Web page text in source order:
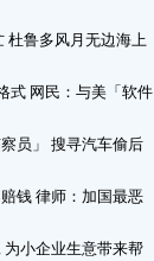
杜鲁多风月无边海上
式 网民：与美「软件
员」 搜寻汽车偷后
钱 律师：加国最恶
小企业生意带来帮